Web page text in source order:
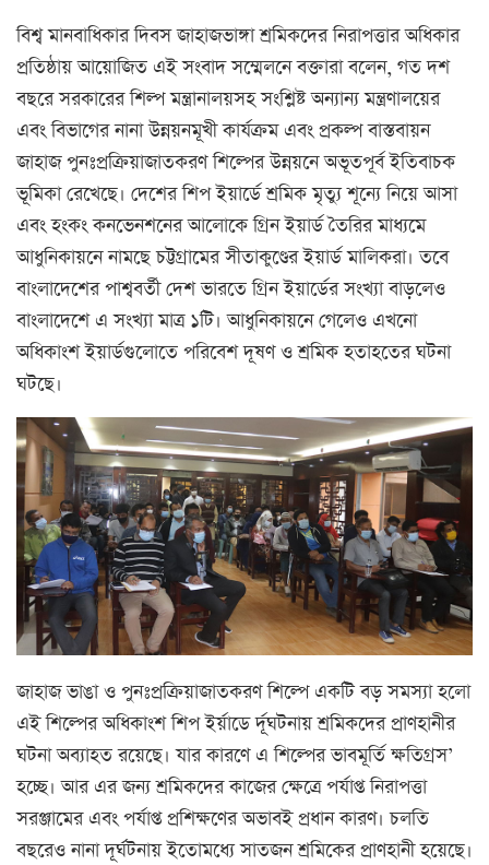
বিশ্ব মানবাধিকার দিবস জাহাজভাঙ্গা শ্রমিকদের নিরাপত্তার অধিকার
প্রতিষ্ঠায় আয়োজিত এই সংবাদ সম্মেলনে বক্তারা বলেন, গত দশ
বছরে সরকারের শিল্প মন্ত্রানালয়সহ সংশ্লিষ্ট অন্যান্য মন্ত্রণালয়ের
এবং বিভাগের নানা উন্নয়নমূখী কার্যক্রম এবং প্রকল্প বাস্তবায়ন
জাহাজ পুনঃপ্রক্রিয়াজাতকরণ শিল্পের উন্নয়নে অভূতপূর্ব ইতিবাচক
ভূমিকা রেখেছে। দেশের শিপ ইয়ার্ডে শ্রমিক মৃত্যু শূন্যে নিয়ে আসা
এবং হংকং কনভেনশনের আলোকে গ্রিন ইয়ার্ড তৈরির মাধ্যমে
আধুনিকায়নে নামছে চট্টগ্রামের সীতাকুণ্ডের ইয়ার্ড মালিকরা। তবে
বাংলাদেশের পাশ্ববর্তী দেশ ভারতে গ্রিন ইয়ার্ডের সংখ্যা বাড়লেও
বাংলাদেশে এ সংখ্যা মাত্র ১টি। আধুনিকায়নে গেলেও এখনো
অধিকাংশ ইয়ার্ডগুলোতে পরিবেশ দূষণ ও শ্রমিক হতাহতের ঘটনা
ঘটছে।
জাহাজ ভাঙা ও পুনঃপ্রক্রিয়াজাতকরণ শিল্পে একটি বড় সমস্যা হলো
এই শিল্পের অধিকাংশ শিপ ইর্য়াডে র্দূঘটনায় শ্রমিকদের প্রাণহানীর
ঘটনা অব্যাহত রয়েছে। যার কারণে এ শিল্পের ভাবমূর্তি ক্ষতিগ্রস’
হচ্ছে। আর এর জন্য শ্রমিকদের কাজের ক্ষেত্রে পর্যাপ্ত নিরাপত্তা
সরঞ্জামের এবং পর্যাপ্ত প্রশিক্ষণের অভাবই প্রধান কারণ। চলতি
বছরেও নানা দূর্ঘটনায় ইতোমধ্যে সাতজন শ্রমিকের প্রাণহানী হয়েছে।